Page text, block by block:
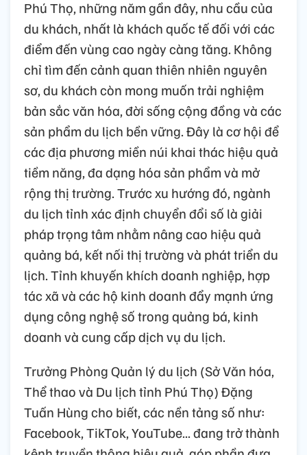
Phú Thọ, những năm gần đây, nhu cầu của
du khách, nhất là khách quốc tế đối với các
điểm đến vùng cao ngày càng tăng. Không
chỉ tìm đến cảnh quan thiên nhiên nguyên
sơ, du khách còn mong muốn trải nghiệm
bản sắc văn hóa, đời sống cộng đồng và các
sản phẩm du lịch bền vững. Đây là cơ hội để
các địa phương miền núi khai thác hiệu quả
tiềm năng, đa dạng hóa sản phẩm và mở
rộng thị trường. Trước xu hướng đó, ngành
du lịch tỉnh xác định chuyển đổi số là giải
pháp trọng tâm nhằm nâng cao hiệu quả
quảng bá, kết nối thị trường và phát triển du
lịch. Tỉnh khuyến khích doanh nghiệp, hợp
tác xã và các hộ kinh doanh đẩy mạnh ứng
dụng công nghệ số trong quảng bá, kinh
doanh và cung cấp dịch vụ du lịch.
Trưởng Phòng Quản lý du lịch (Sở Văn hóa,
Thể thao và Du lịch tỉnh Phú Thọ) Đặng
Tuấn Hùng cho biết, các nền tảng số như:
Facebook, TikTok, YouTube... đang trở thành